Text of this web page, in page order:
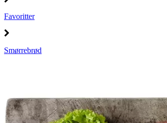
Favoritter
Smørrebrød